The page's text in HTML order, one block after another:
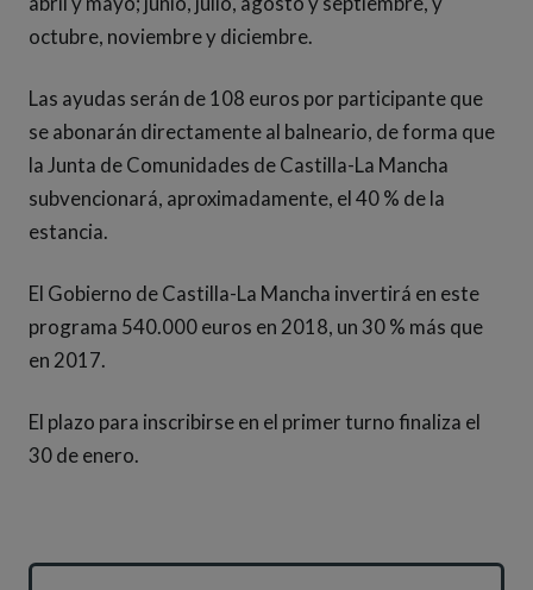
octubre, noviembre y diciembre.
Las ayudas serán de 108 euros por participante que
se abonarán directamente al balneario, de forma que
la Junta de Comunidades de Castilla-La Mancha
subvencionará, aproximadamente, el 40 % de la
estancia.
El Gobierno de Castilla-La Mancha invertirá en este
programa 540.000 euros en 2018, un 30 % más que
en 2017.
El plazo para inscribirse en el primer turno finaliza el
30 de enero.